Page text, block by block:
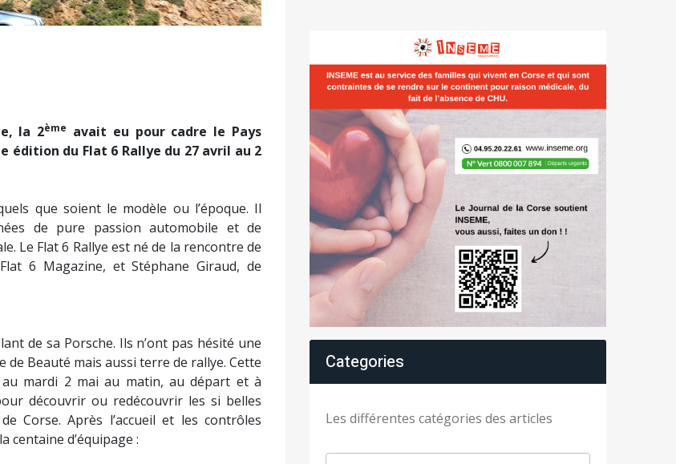
la 2ème avait eu pour cadre le Pays
édition du Flat 6 Rallye du 27 avril au 2
que soient le modèle ou l’époque. Il
de pure passion automobile et de
Le Flat 6 Rallye est né de la rencontre de
6 Magazine, et Stéphane Giraud, de
de sa Porsche. Ils n’ont pas hésité une
de Beauté mais aussi terre de rallye. Cette
mardi 2 mai au matin, au départ et à
découvrir ou redécouvrir les si belles
Corse. Après l’accueil et les contrôles
centaine d’équipage :
Categories
Les différentes catégories des articles